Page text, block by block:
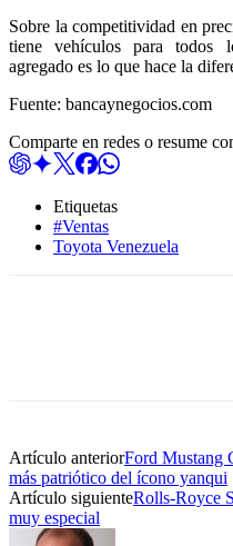
Sobre la competitividad en
tiene vehículos para todos
agregado es lo que hace la
Fuente: bancaynegocios.com
Comparte en redes o resume
Etiquetas
#Ventas
Toyota Venezuela
Artículo anteriorFord Mustang
más patriótico del ícono yanqui
Artículo siguienteRolls-Royce
muy especial